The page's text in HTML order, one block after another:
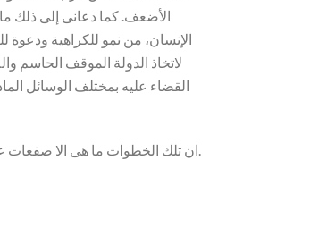
الأضعف. كما دعانى إلى ذلك
الإنسان، من نمو للكراهية
لاتخاذ الدولة الموقف الحاسم
القضاء عليه بمختلف الوسائل
ان تلك الخطوات ما هى الا صفعات على وجه البرلمان، فهل يعقلون؟ هل يدركون؟ هل يشعرون؟.